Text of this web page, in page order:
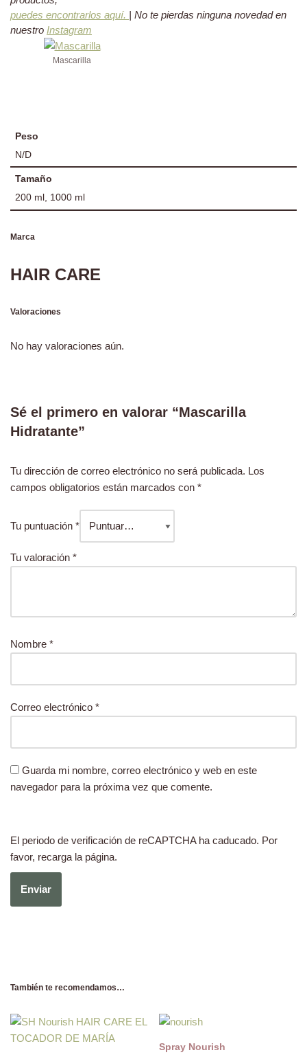
puedes encontrarlos aquí. | No te pierdas ninguna novedad en
nuestro Instagram
Mascarilla
Peso
N/D
Tamaño
200 ml, 1000 ml
Marca
HAIR CARE
Valoraciones
No hay valoraciones aún.
Sé el primero en valorar “Mascarilla
Hidratante”
Tu dirección de correo electrónico no será publicada. Los
campos obligatorios están marcados con *
Tu puntuación *
Tu valoración *
Nombre *
Correo electrónico *
Guarda mi nombre, correo electrónico y web en este
navegador para la próxima vez que comente.
El periodo de verificación de reCAPTCHA ha caducado. Por
favor, recarga la página.
También te recomendamos…
Spray Nourish